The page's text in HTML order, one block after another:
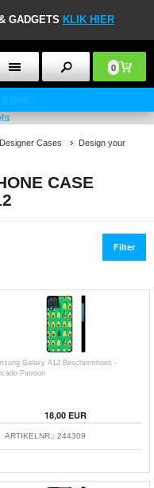
GADGETS KLIK HIER
0
Designer Cases
Design your
CASE
Filter
Galaxy A12 Beschermhoes -
Patroon
18,00EUR
ARTIKELNR.: 244309